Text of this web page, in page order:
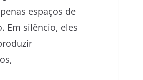
espaços de
Em silêncio, eles